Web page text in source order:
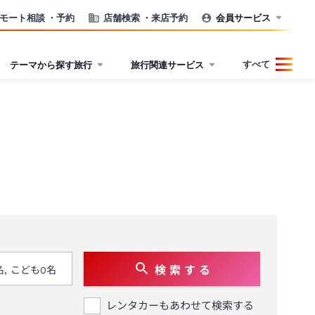
ート相談 ・予約 店舗検索 ・来店予約 会員サービス
テーマから探す旅行 旅行関連サービス すべて
検 索 す る
レンタカーもあわせて検索する